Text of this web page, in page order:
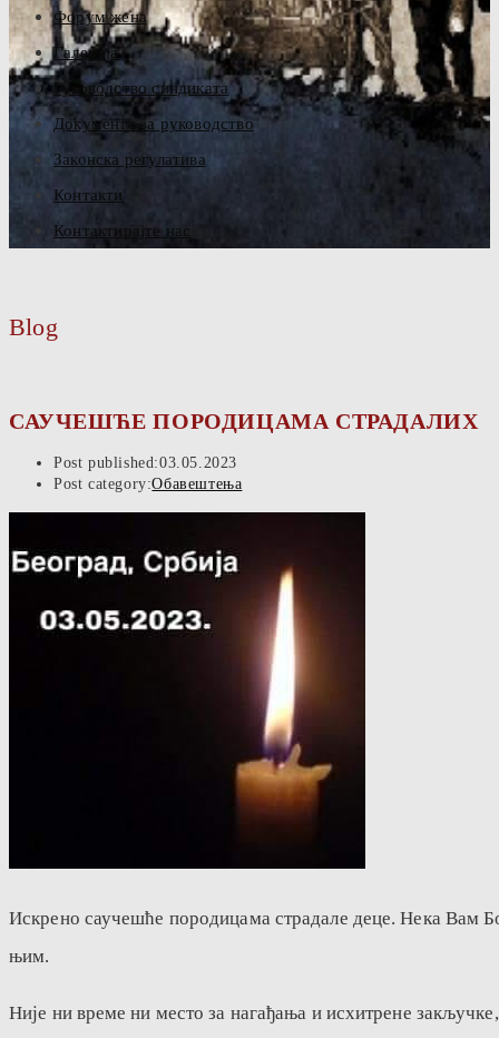
Форум жена
Галерија
Руководство синдиката
Документа за руководство
Законска регулатива
Контакти
Контактирајте нас
Blog
САУЧЕШЋЕ ПОРОДИЦАМА СТРАДАЛИХ
Post published:03.05.2023
Post category:Обавештења
Искрено саучешће породицама страдале деце. Нека Вам
њим.
Није ни време ни место за нагађања и исхитрене